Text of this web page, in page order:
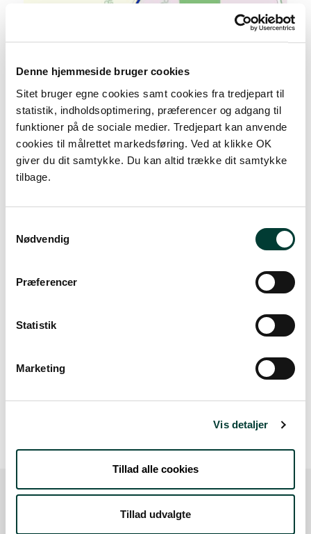
Denne hjemmeside bruger cookies
Sitet bruger egne cookies samt cookies fra tredjepart til
statistik, indholdsoptimering, præferencer og adgang til
funktioner på de sociale medier. Tredjepart kan anvende
cookies til målrettet markedsføring. Ved at klikke OK
giver du dit samtykke. Du kan altid trække dit samtykke
tilbage.
Nødvendig
Præferencer
Statistik
Marketing
Vis detaljer
Tillad alle cookies
Tillad udvalgte
S
0 km
Stejl stigning (over 8 %)
Ruten i detaljer